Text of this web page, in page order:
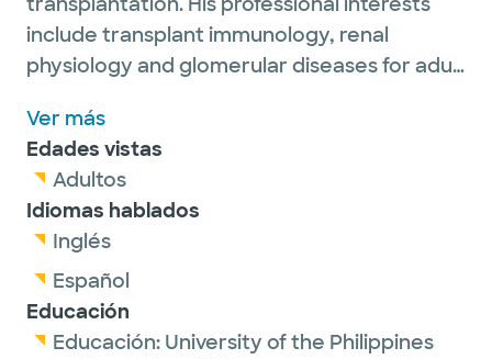
include transplant immunology, renal
physiology and glomerular diseases for adult
Dr. Yango is a proud member of the
American Society of Nephrology, the
American Society of Transplantation and is
on the editorial board of Transplantation
Journal. He serves as Chief of Nephrology
and the Medical Director of Kidney and
Pancreas Transplantation at Baylor Scott &
White All Saints Medical Center in Fort
Ver más
Edades vistas
Adultos
Idiomas hablados
Inglés
Español
Educación
Educación: University of the Philippines